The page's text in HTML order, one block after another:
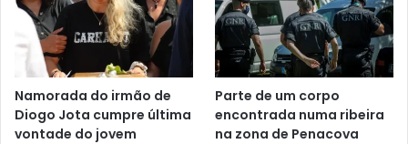
Namorada do irmão de
Diogo Jota cumpre última
vontade do jovem
Parte de um corpo
encontrada numa ribeira
na zona de Penacova